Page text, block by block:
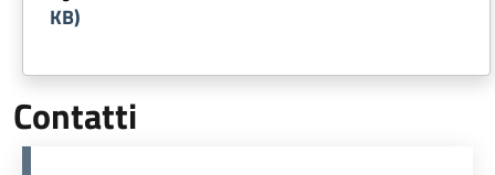
KB)
Contatti